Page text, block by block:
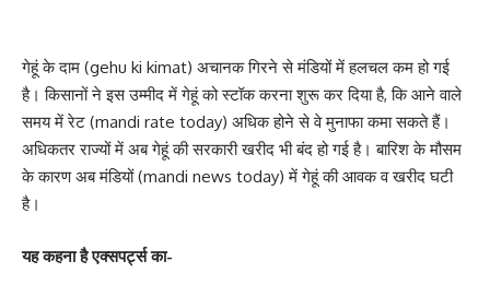
गेहूं के दाम (gehu ki kimat) अचानक गिरने से मंडियों में हलचल कम हो गई
है। किसानों ने इस उम्मीद में गेहूं को स्टॉक करना शुरू कर दिया है, कि आने वाले
समय में रेट (mandi rate today) अधिक होने से वे मुनाफा कमा सकते हैं।
अधिकतर राज्यों में अब गेहूं की सरकारी खरीद भी बंद हो गई है। बारिश के मौसम
के कारण अब मंडियों (mandi news today) में गेहूं की आवक व खरीद घटी
है।
यह कहना है एक्सपर्ट्स का-